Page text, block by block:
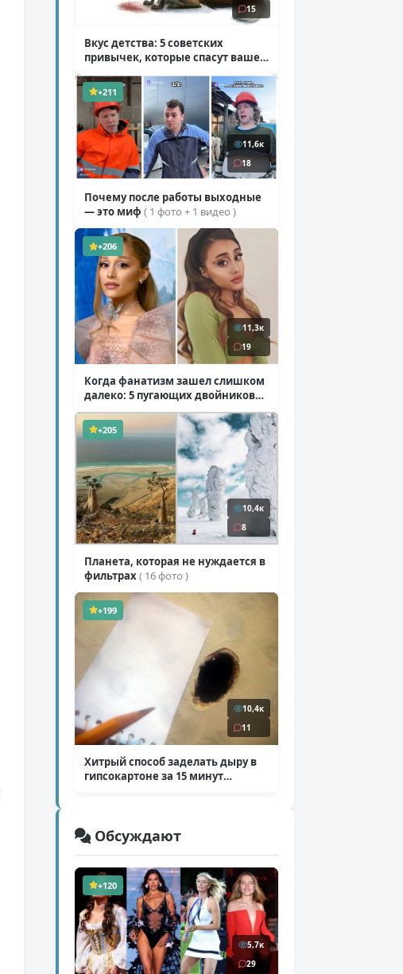
15
Вкус детства: 5 советских
привычек, которые спасут ваше
+211
11,6к
18
Почему после работы выходные
— это миф ( 1 фото + 1 видео )
+206
11,3к
19
Когда фанатизм зашел слишком
далеко: 5 пугающих двойников
звезд( 10 фото )
+205
10,4к
8
Планета, которая не нуждается в
фильтрах( 16 фото )
+199
10,4к
11
Хитрый способ заделать дыру в
гипсокартоне за 15 минут
Обсуждают
+120
5,7к
29